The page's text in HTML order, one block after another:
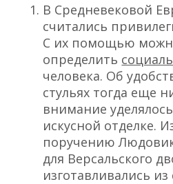
В Средневековой
считались
С их помощью
определить
человека. Об
стульях тогда еще
внимание
искусной отделке.
поручению
для Версальского
изготавливались из